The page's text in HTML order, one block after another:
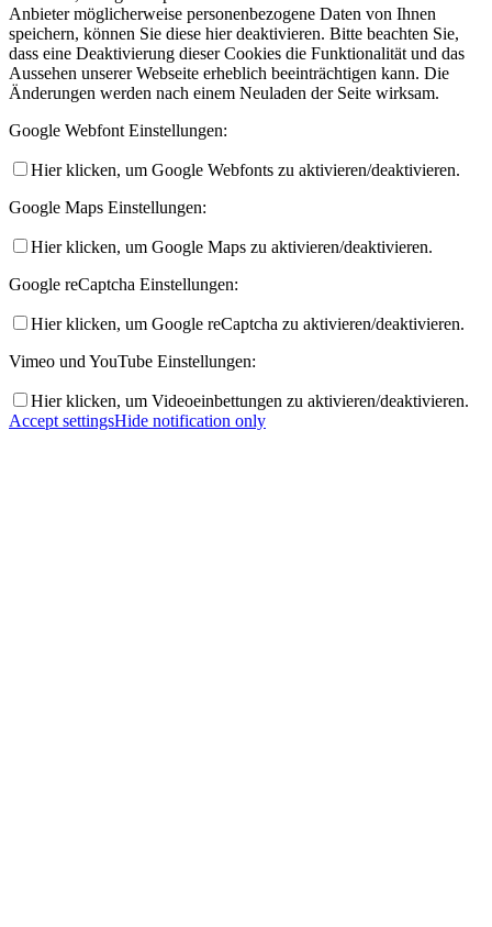
Anbieter möglicherweise personenbezogene Daten von Ihnen
speichern, können Sie diese hier deaktivieren. Bitte beachten Sie,
dass eine Deaktivierung dieser Cookies die Funktionalität und das
Aussehen unserer Webseite erheblich beeinträchtigen kann. Die
Änderungen werden nach einem Neuladen der Seite wirksam.
Google Webfont Einstellungen:
Hier klicken, um Google Webfonts zu aktivieren/deaktivieren.
Google Maps Einstellungen:
Hier klicken, um Google Maps zu aktivieren/deaktivieren.
Google reCaptcha Einstellungen:
Hier klicken, um Google reCaptcha zu aktivieren/deaktivieren.
Vimeo und YouTube Einstellungen:
Hier klicken, um Videoeinbettungen zu aktivieren/deaktivieren.
Accept settingsHide notification only